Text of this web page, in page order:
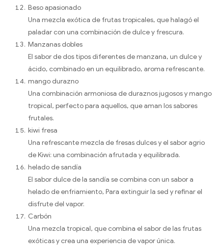
Beso apasionado
Una mezcla exótica de frutas tropicales, que halagó el
paladar con una combinación de dulce y frescura.
Manzanas dobles
El sabor de dos tipos diferentes de manzana, un dulce y
ácido, combinado en un equilibrado, aroma refrescante.
mango durazno
Una combinación armoniosa de duraznos jugosos y mango
tropical, perfecto para aquellos, que aman los sabores
frutales.
kiwi fresa
Una refrescante mezcla de fresas dulces y el sabor agrio
de Kiwi: una combinación afrutada y equilibrada.
helado de sandía
El sabor dulce de la sandía se combina con un sabor a
helado de enfriamiento, Para extinguir la sed y refinar el
disfrute del vapor.
Carbón
Una mezcla tropical, que combina el sabor de las frutas
exóticas y crea una experiencia de vapor única.